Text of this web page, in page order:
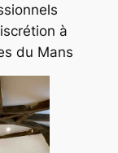
à
du Mans